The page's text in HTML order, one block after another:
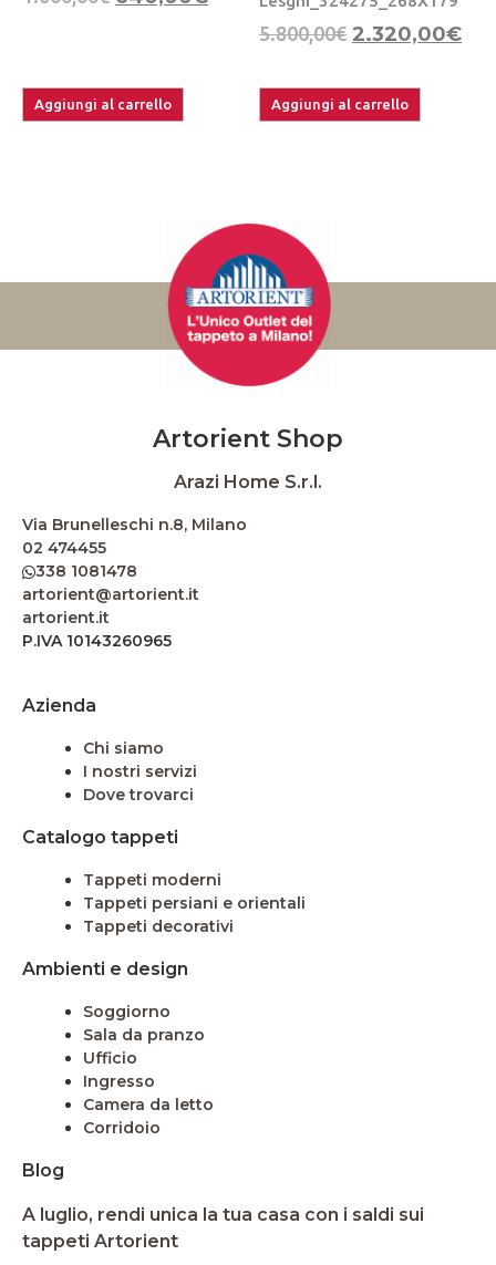
Aggiungi al carrello
5.800,00€ 2.320,00€
Aggiungi al carrello
Artorient Shop
Arazi Home S.r.l.
Via Brunelleschi n.8, Milano
02 474455
338 1081478
artorient@artorient.it
artorient.it
P.IVA 10143260965
Azienda
Chi siamo
I nostri servizi
Dove trovarci
Catalogo tappeti
Tappeti moderni
Tappeti persiani e orientali
Tappeti decorativi
Ambienti e design
Soggiorno
Sala da pranzo
Ufficio
Ingresso
Camera da letto
Corridoio
Blog
A luglio, rendi unica la tua casa con i saldi sui
tappeti Artorient